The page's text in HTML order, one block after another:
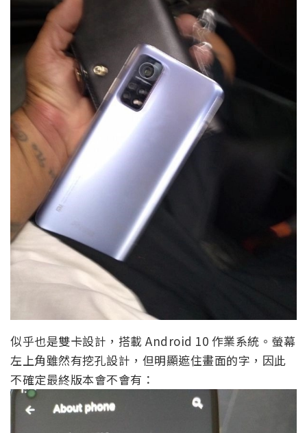
似乎也是雙卡設計，搭載 Android 10 作業系統。螢幕
左上角雖然有挖孔設計，但明顯遮住畫面的字，因此
不確定最終版本會不會有：